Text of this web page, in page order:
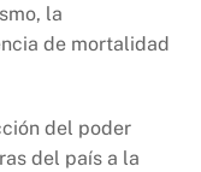
la
de mortalidad
del poder
del país a la